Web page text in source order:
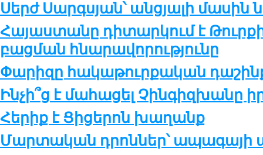
Սերժ Սարգսյան՝ անցյալի մասին
Հայաստանը դիտարկում է
բացման հնարավորությունը
Փարիզը հակաթուրքական
Ինչի՞ց է մահացել Չինգիզխանը
Հերիք է Ցիցերոն խաղանք
Մարտական դրոններ՝ ապագայի